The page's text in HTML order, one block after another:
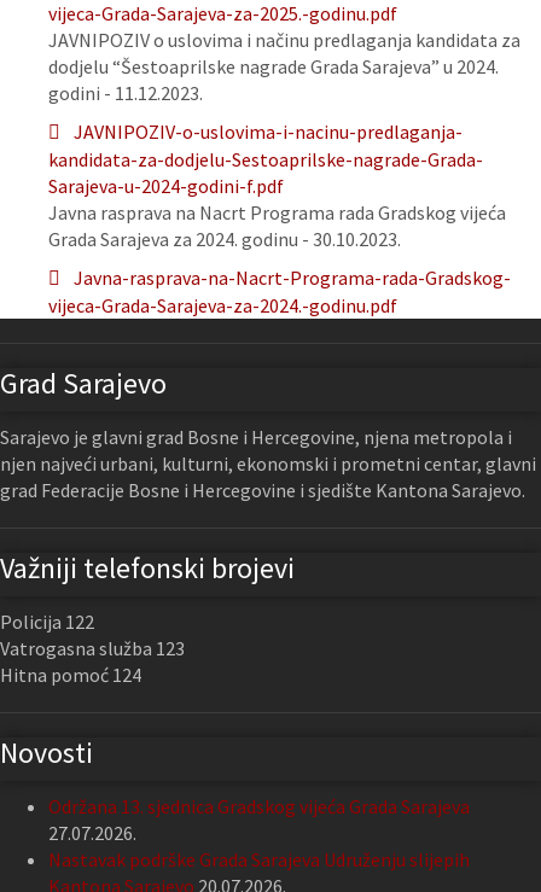
vijeca-Grada-Sarajeva-za-2025.-godinu.pdf
JAVNIPOZIV o uslovima i načinu predlaganja kandidata za
dodjelu “Šestoaprilske nagrade Grada Sarajeva” u 2024.
godini - 11.12.2023.
JAVNIPOZIV-o-uslovima-i-nacinu-predlaganja-
kandidata-za-dodjelu-Sestoaprilske-nagrade-Grada-
Sarajeva-u-2024-godini-f.pdf
Javna rasprava na Nacrt Programa rada Gradskog vijeća
Grada Sarajeva za 2024. godinu - 30.10.2023.
Javna-rasprava-na-Nacrt-Programa-rada-Gradskog-
vijeca-Grada-Sarajeva-za-2024.-godinu.pdf
Grad Sarajevo
Sarajevo je glavni grad Bosne i Hercegovine, njena metropola i
njen najveći urbani, kulturni, ekonomski i prometni centar, glavni
grad Federacije Bosne i Hercegovine i sjedište Kantona Sarajevo.
Važniji telefonski brojevi
Policija 122
Vatrogasna služba 123
Hitna pomoć 124
Novosti
Održana 13. sjednica Gradskog vijeća Grada Sarajeva
27.07.2026.
Nastavak podrške Grada Sarajeva Udruženju slijepih
Kantona Sarajevo 20.07.2026.